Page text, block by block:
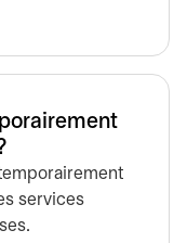
services